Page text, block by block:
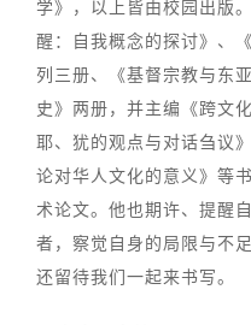
学》，以上皆由校园出版
醒：自我概念的探讨》、
列三册、《基督宗教与东
史》两册，并主编《跨文
耶、犹的观点与对话刍议
论对华人文化的意义》等
术论文。他也期许、提醒
者，察觉自身的局限与不
还留待我们一起来书写。